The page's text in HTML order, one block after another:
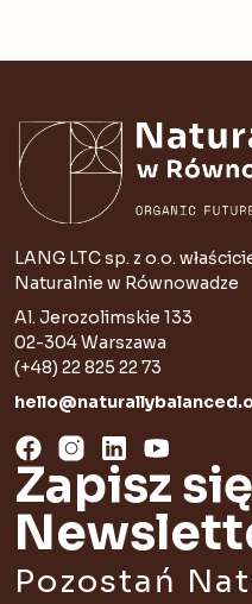
LANG LTC sp. z o.o.
Naturalnie w Równowadze
Al. Jerozolimskie 133
02-304 Warszawa
(+48) 22 825 22 73
Zapisz
Pozostań